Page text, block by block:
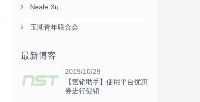
Neale.Xu
玉湖青年联合会
最新博客
2019/10/29
【营销助手】使用平台优惠
券进行促销